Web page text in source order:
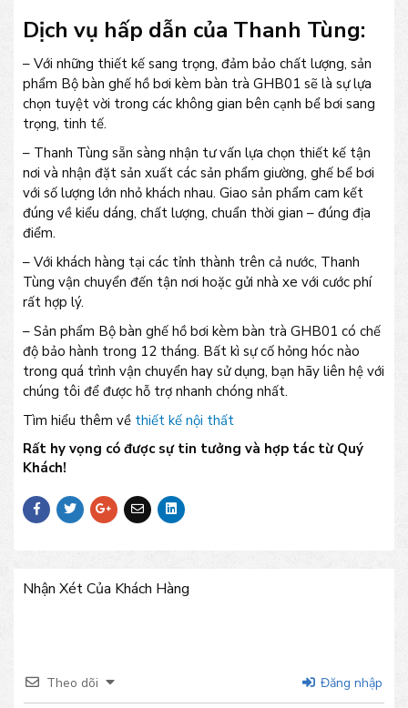
Dịch vụ hấp dẫn của Thanh Tùng:
– Với những thiết kế sang trọng, đảm bảo chất lượng, sản
phẩm Bộ bàn ghế hồ bơi kèm bàn trà GHB01 sẽ là sự lựa
chọn tuyệt vời trong các không gian bên cạnh bể bơi sang
trọng, tinh tế.
– Thanh Tùng sẵn sàng nhận tư vấn lựa chọn thiết kế tận
nơi và nhận đặt sản xuất các sản phẩm giường, ghế bể bơi
với số lượng lớn nhỏ khách nhau. Giao sản phẩm cam kết
đúng về kiểu dáng, chất lượng, chuẩn thời gian – đúng địa
điểm.
– Với khách hàng tại các tỉnh thành trên cả nước, Thanh
Tùng vận chuyển đến tận nơi hoặc gửi nhà xe với cước phí
rất hợp lý.
– Sản phẩm Bộ bàn ghế hồ bơi kèm bàn trà GHB01 có chế
độ bảo hành trong 12 tháng. Bất kì sự cố hỏng hóc nào
trong quá trình vận chuyển hay sử dụng, bạn hãy liên hệ với
chúng tôi để được hỗ trợ nhanh chóng nhất.
Tìm hiểu thêm về thiết kế nội thất
Rất hy vọng có được sự tin tưởng và hợp tác từ Quý
Khách!
Nhận Xét Của Khách Hàng
Theo dõi Đăng nhập